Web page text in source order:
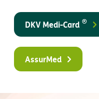
DKV Medi-Card ®
AssurMed